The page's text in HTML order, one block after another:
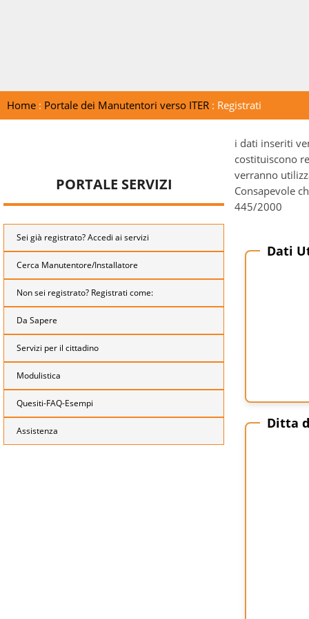
Home: Portale dei Manutentori verso ITER: Registrati
PORTALE SERVIZI
Sei già registrato? Accedi ai servizi
Cerca Manutentore/Installatore
Non sei registrato? Registrati come:
Da Sapere
Servizi per il cittadino
Modulistica
Quesiti-FAQ-Esempi
Assistenza
i dati inseriti
costituiscono
verranno
Consapevole
445/2000
Dati
Ditta